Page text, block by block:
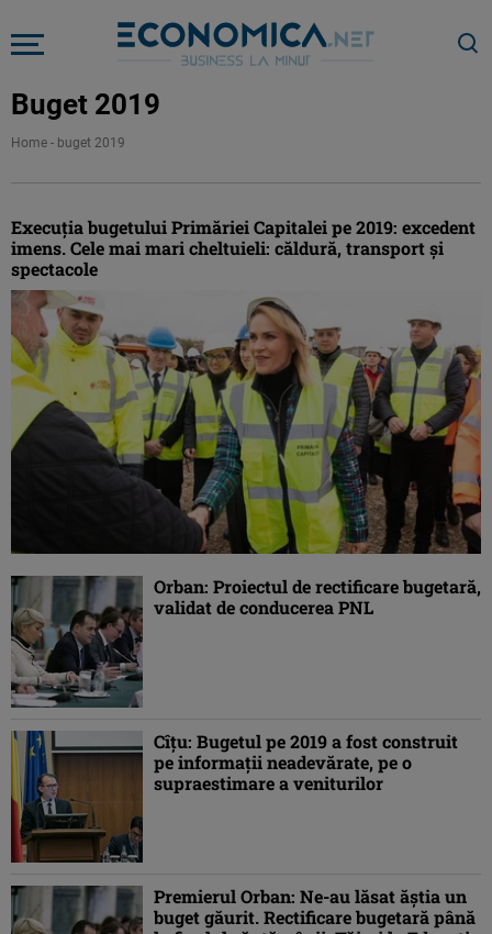
Buget 2019
Home - buget 2019
Execuția bugetului Primăriei Capitalei pe 2019: excedent
imens. Cele mai mari cheltuieli: căldură, transport și
spectacole
Orban: Proiectul de rectificare bugetară,
validat de conducerea PNL
Cîţu: Bugetul pe 2019 a fost construit
pe informaţii neadevărate, pe o
supraestimare a veniturilor
Premierul Orban: Ne-au lăsat ăştia un
buget găurit. Rectificare bugetară până